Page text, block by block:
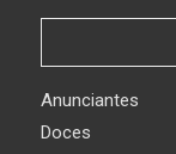
Anunciantes
Doces